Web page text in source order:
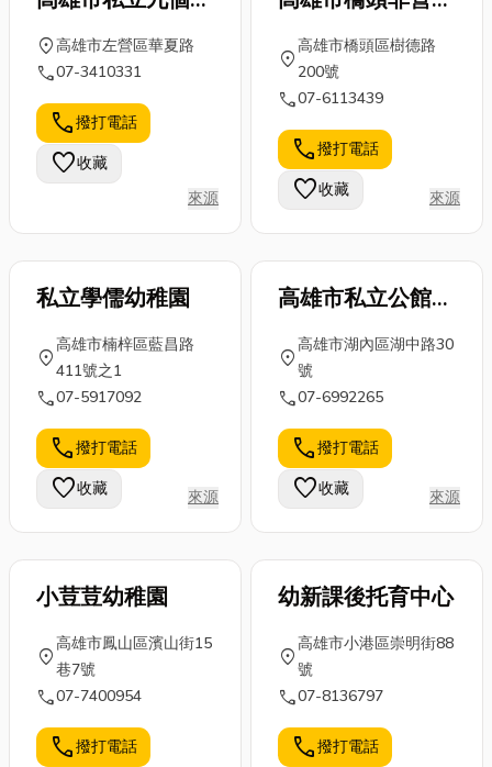
擔心水質是否
安全。這些看
似微小的問
題，其實都影
響著我們的生
活品質與健
何挑選一個耐
用、美...
廠裡搬運重型
場吊掛大型建
材，還是倉庫
中吊運貨物，
吊車都是保障
作業順暢與安
全的重要工
具...
功能。材料的
車輛的外觀與
重量，更與安
全性、耐用
性、節能表現
息息相關。隨
著科技進步與
環保意...
子幼兒園
location_on高雄市左營區華夏路
call07-3410331
call撥打電話
favorite收藏
來源
幼兒園（委託社團
法人高雄市婦幼同
心會辦理）
location_on
高雄市橋頭區樹德路
200號
call07-6113439
call撥打電話
favorite收藏 來源
私立學儒幼稚園
location_on
高雄市楠梓區藍昌路
411號之1
call07-5917092
call撥打電話
favorite收藏 來源
高雄市私立公館幼
兒園
location_on
高雄市湖內區湖中路30
號
call07-6992265
call撥打電話
favorite收藏 來源
小荳荳幼稚園
location_on
高雄市鳳山區濱山街15
巷7號
call07-7400954
call撥打電話
幼新課後托育中心
location_on
高雄市小港區崇明街88
號
call07-8136797
call撥打電話